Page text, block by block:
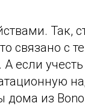
Так,
связано с
если учесть
дома из